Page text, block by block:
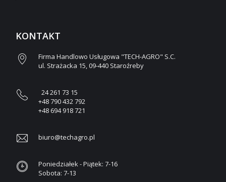
KONTAKT
Firma Handlowo Usługowa "TECH-AGRO" S.C.
ul. Strażacka 15, 09-440 Staroźreby
24 261 73 15
+48 790 432 792
+48 694 918 721
biuro@techagro.pl
Poniedziałek - Piątek: 7-16
Sobota: 7-13